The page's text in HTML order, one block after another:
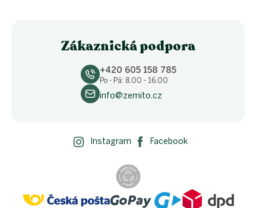
Zákaznická podpora
+420 605 158 785
Po - Pá: 8.00 - 16.00
info@zemito.cz
Instagram Facebook